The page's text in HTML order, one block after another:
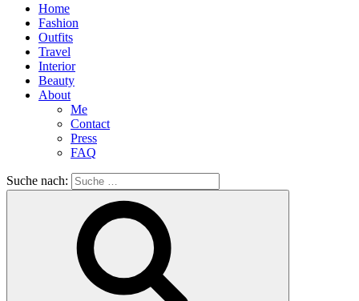
Home
Fashion
Outfits
Travel
Interior
Beauty
About
Me
Contact
Press
FAQ
Suche nach: